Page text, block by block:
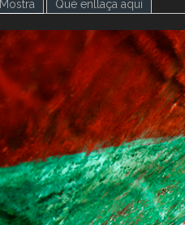
Mostra (pestanya activa)
Què enllaça aquí